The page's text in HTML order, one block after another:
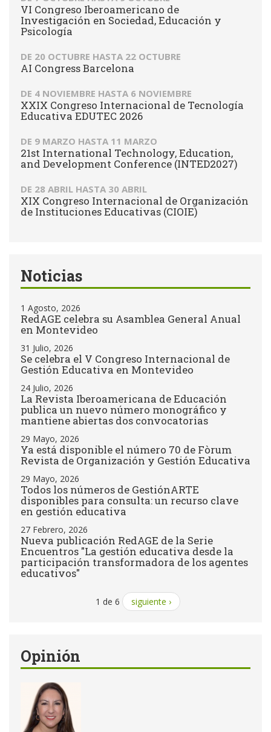
VI Congreso Iberoamericano de
Investigación en Sociedad, Educación y
Psicología
DE 20 OCTUBRE HASTA 22 OCTUBRE
AI Congress Barcelona
DE 4 NOVIEMBRE HASTA 6 NOVIEMBRE
XXIX Congreso Internacional de Tecnología
Educativa EDUTEC 2026
DE 9 MARZO HASTA 11 MARZO
21st International Technology, Education,
and Development Conference (INTED2027)
DE 28 ABRIL HASTA 30 ABRIL
XIX Congreso Internacional de Organización
de Instituciones Educativas (CIOIE)
Noticias
1 Agosto, 2026
RedAGE celebra su Asamblea General Anual
en Montevideo
31 Julio, 2026
Se celebra el V Congreso Internacional de
Gestión Educativa en Montevideo
24 Julio, 2026
La Revista Iberoamericana de Educación
publica un nuevo número monográfico y
mantiene abiertas dos convocatorias
29 Mayo, 2026
Ya está disponible el número 70 de Fòrum
Revista de Organización y Gestión Educativa
29 Mayo, 2026
Todos los números de GestiónARTE
disponibles para consulta: un recurso clave
en gestión educativa
27 Febrero, 2026
Nueva publicación RedAGE de la Serie
Encuentros "La gestión educativa desde la
participación transformadora de los agentes
educativos"
1 de 6 siguiente ›
Opinión